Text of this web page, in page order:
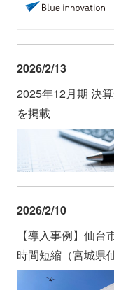
2026/2/13
2025年12月期 決
を掲載
2026/2/10
【導入事例】仙
時間短縮（宮城県